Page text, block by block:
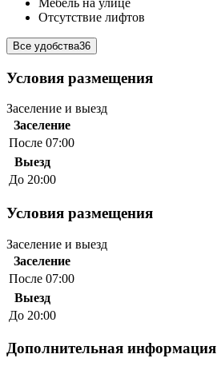
Отсутствие лифтов
Все удобства36
Условия размещения
Заселение и выезд
Заселение
После 07:00
Выезд
До 20:00
Условия размещения
Заселение и выезд
Заселение
После 07:00
Выезд
До 20:00
Дополнительная информация